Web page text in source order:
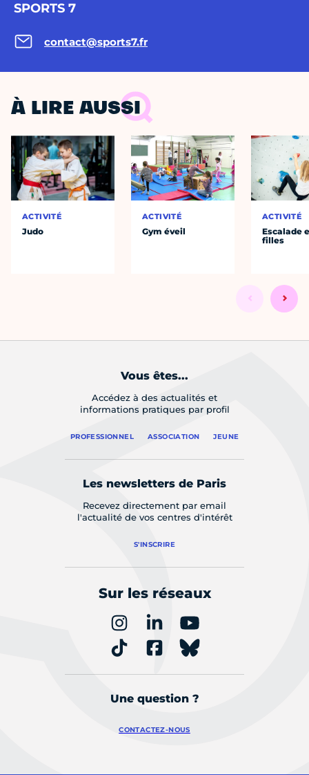
SPORTS 7
contact@sports7.fr
À LIRE AUSSI
ACTIVITÉ
Judo
ACTIVITÉ
Gym éveil
ACTIVITÉ
Escalade
filles
Vous êtes...
Accédez à des actualités et
informations pratiques par profil
PROFESSIONNEL ASSOCIATION JEUNE
Les newsletters de Paris
Recevez directement par email
l'actualité de vos centres d'intérêt
S'INSCRIRE
Sur les réseaux
Une question ?
CONTACTEZ-NOUS